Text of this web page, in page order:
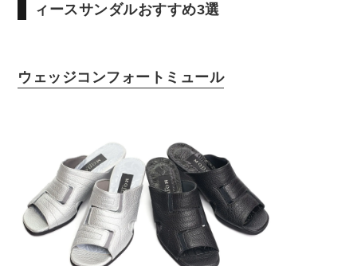
ィースサンダルおすすめ3選
ウェッジコンフォートミュール